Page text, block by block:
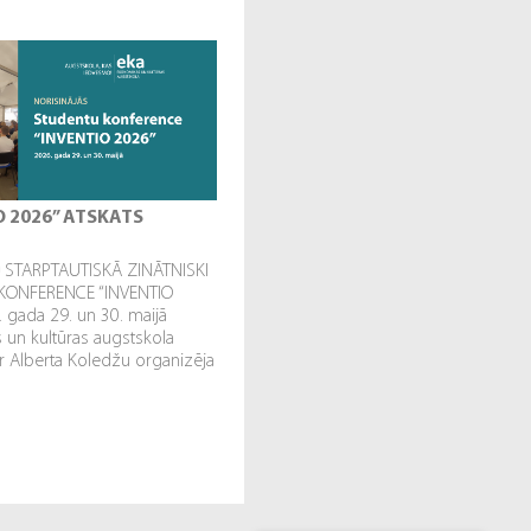
2026” ATSKATS
STARPTAUTISKĀ ZINĀTNISKI
“INVENTIO
gada 29. un 30. maijā
un kultūras augstskola
Alberta Koledžu organizēja